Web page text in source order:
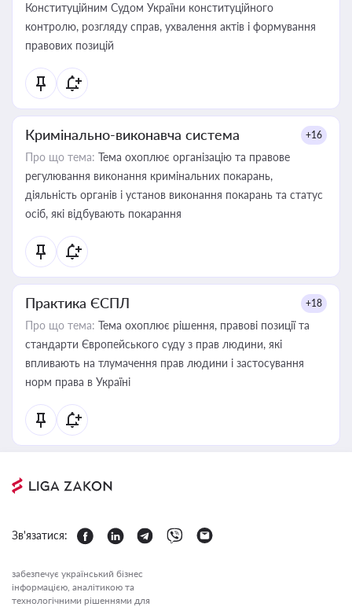
Конституційним Судом України конституційного
контролю, розгляду справ, ухвалення актів і формування
правових позицій
Кримінально-виконавча система +16
Про що тема: Тема охоплює організацію та правове
регулювання виконання кримінальних покарань,
діяльність органів і установ виконання покарань та статус
осіб, які відбувають покарання
Практика ЄСПЛ +18
Про що тема: Тема охоплює рішення, правові позиції та
стандарти Європейського суду з прав людини, які
впливають на тлумачення прав людини і застосування
норм права в Україні
Зв'язатися:
забезпечує український бізнес
інформацією, аналітикою та
технологічними рішеннями для